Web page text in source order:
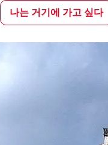
나는 거기에 가고 싶다